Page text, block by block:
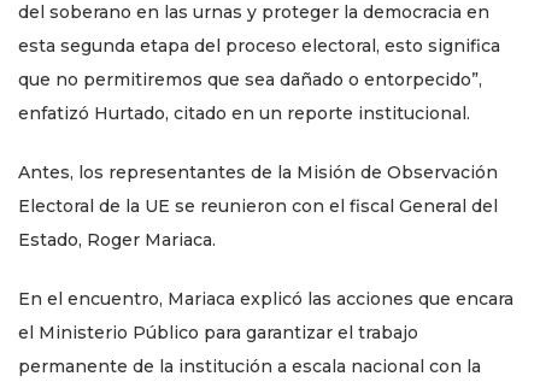
del soberano en las urnas y proteger la democracia en
esta segunda etapa del proceso electoral, esto significa
que no permitiremos que sea dañado o entorpecido”,
enfatizó Hurtado, citado en un reporte institucional.
Antes, los representantes de la Misión de Observación
Electoral de la UE se reunieron con el fiscal General del
Estado, Roger Mariaca.
En el encuentro, Mariaca explicó las acciones que encara
el Ministerio Público para garantizar el trabajo
permanente de la institución a escala nacional con la